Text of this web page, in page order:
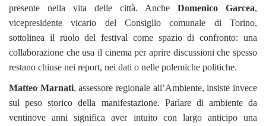
presente nella vita delle città. Anche Domenico Garcea,
vicepresidente vicario del Consiglio comunale di Torino,
sottolinea il ruolo del festival come spazio di confronto: una
collaborazione che usa il cinema per aprire discussioni che spesso
restano chiuse nei report, nei dati o nelle polemiche politiche.
Matteo Marnati, assessore regionale all’Ambiente, insiste invece
sul peso storico della manifestazione. Parlare di ambiente da
ventinove anni significa aver intuito con largo anticipo una